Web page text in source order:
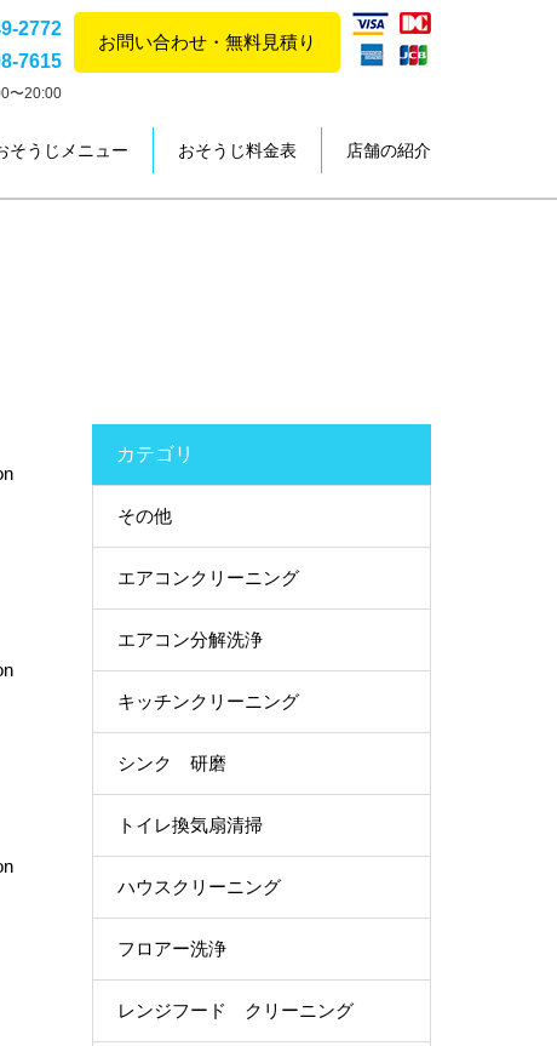
2772
7615
〜20:00
お問い合わせ・無料見積り
そうじメニュー おそうじ料金表 店舗の紹介
カテゴリ
その他
エアコンクリーニング
エアコン分解洗浄
キッチンクリーニング
シンク 研磨
トイレ換気扇清掃
ハウスクリーニング
フロアー洗浄
レンジフード クリーニング